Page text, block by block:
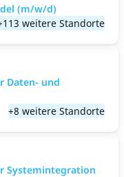
(m/w/d)
weitere Standorte
Daten- und
+8 weitere Standorte
Systemintegration